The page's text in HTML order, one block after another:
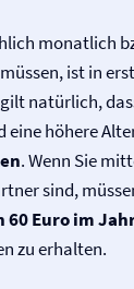
monatlich
ist in
natürlich,
höhere
. Wenn Sie
sind,
60 Euro im
zu erhalten.